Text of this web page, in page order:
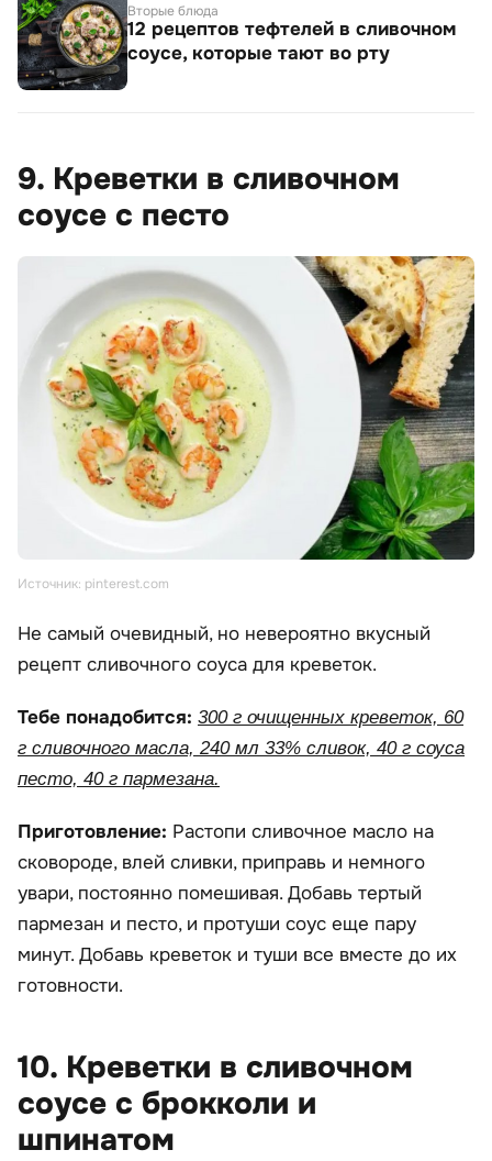
Вторые блюда
12 рецептов тефтелей в сливочном
соусе, которые тают во рту
9. Креветки в сливочном
соусе с песто
Источник: pinterest.com
Не самый очевидный, но невероятно вкусный
рецепт сливочного соуса для креветок.
Тебе понадобится: 300 г очищенных креветок, 60
г сливочного масла, 240 мл 33% сливок, 40 г соуса
песто, 40 г пармезана.
Приготовление: Растопи сливочное масло на
сковороде, влей сливки, приправь и немного
увари, постоянно помешивая. Добавь тертый
пармезан и песто, и протуши соус еще пару
минут. Добавь креветок и туши все вместе до их
готовности.
10. Креветки в сливочном
соусе с брокколи и
шпинатом